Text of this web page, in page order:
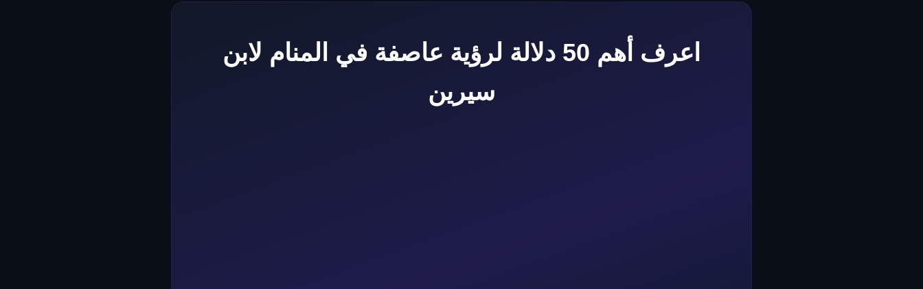
اعرف أهم 50 دلالة لرؤية عاصفة في المنام لابن
سيرين